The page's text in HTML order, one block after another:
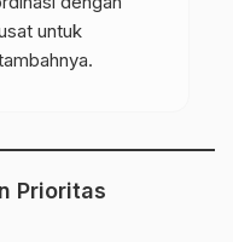
untuk
Prioritas